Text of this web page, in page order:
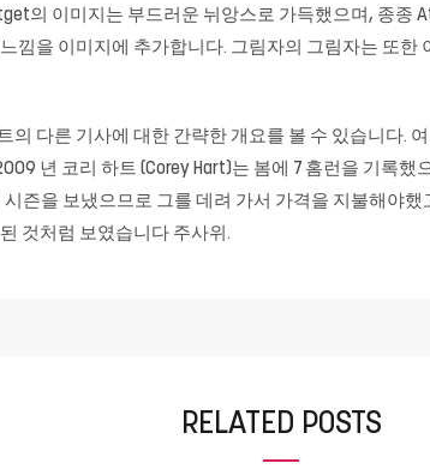
의 이미지는 부드러운 뉘앙스로 가득했으며, 종종
낌을 이미지에 추가합니다. 그림자의 그림자는 또
의 다른 기사에 대한 간략한 개요를 볼 수 있습니다.
년 코리 하트 (Corey Hart)는 봄에 7 홈런을 기록
시즌을 보냈으므로 그를 데려 가서 가격을 지불해야
것처럼 보였습니다 주사위 .
RELATED POSTS